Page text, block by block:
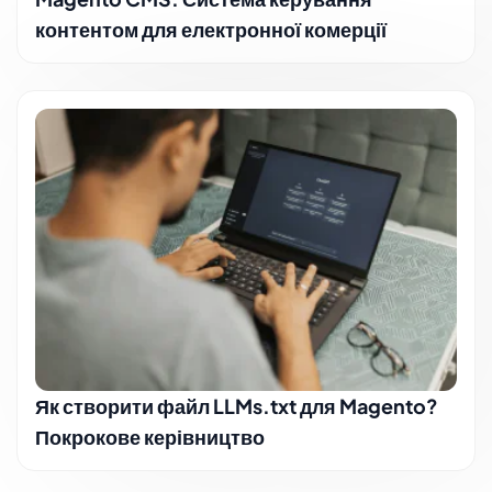
контентом для електронної комерції
Як створити файл LLMs.txt для Magento?
Покрокове керівництво